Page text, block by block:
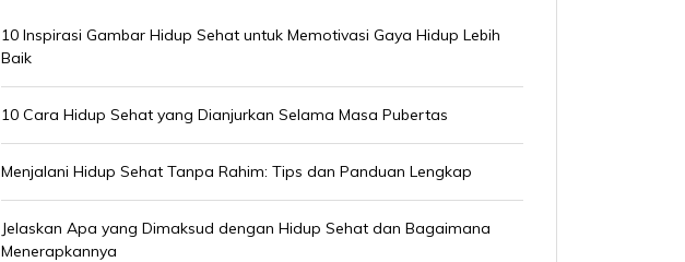
10 Inspirasi Gambar Hidup Sehat untuk Memotivasi Gaya Hidup Lebih
Baik
10 Cara Hidup Sehat yang Dianjurkan Selama Masa Pubertas
Menjalani Hidup Sehat Tanpa Rahim: Tips dan Panduan Lengkap
Jelaskan Apa yang Dimaksud dengan Hidup Sehat dan Bagaimana
Menerapkannya